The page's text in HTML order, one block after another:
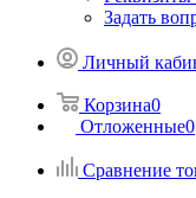
Задать
Личный
Корзина0
Отложенные0
Сравнение